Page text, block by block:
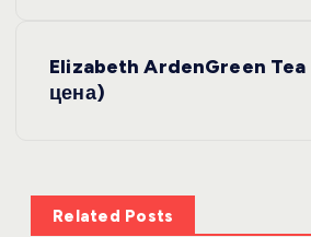
Elizabeth ArdenGreen
цена)
Related Posts